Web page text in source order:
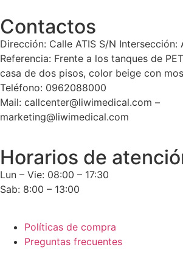
Contactos
Dirección: Calle ATIS S/N Intersección:
Referencia: Frente a los tanques de
casa de dos pisos, color beige con
Teléfono: 0962088000
Mail: callcenter@liwimedical.com –
marketing@liwimedical.com
Horarios de
Lun – Vie: 08:00 – 17:30
Sab: 8:00 – 13:00
Políticas de compra
Preguntas frecuentes